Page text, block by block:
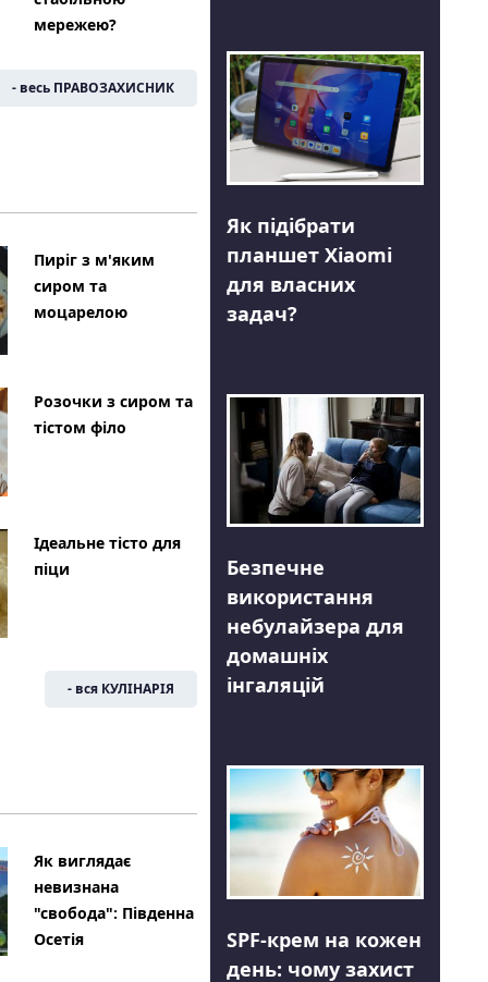
мережею?
- весь ПРАВОЗАХИСНИК
Пиріг з м'яким
сиром та
моцарелою
Розочки з сиром та
тістом філо
Ідеальне тісто для
піци
- вся КУЛІНАРІЯ
Як виглядає
невизнана
"свобода": Південна
Осетія
Як підібрати
планшет Xiaomi
для власних
задач?
Безпечне
використання
небулайзера для
домашніх
інгаляцій
SPF-крем на кожен
день: чому захист